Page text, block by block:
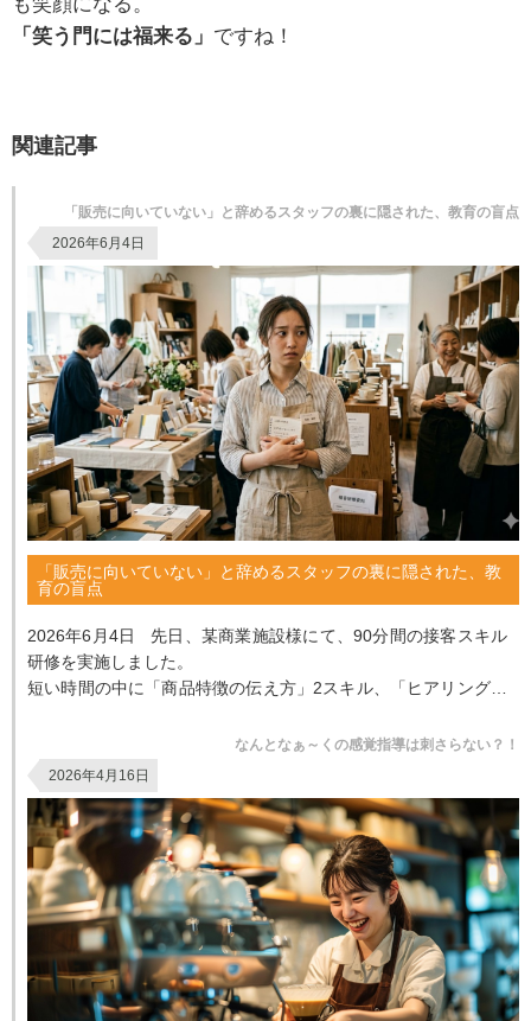
「笑う門には福来る」 ですね！
関連記事
「販売に向いていない」と辞めるスタッフの裏に隠された、教育の盲点
2026年6月4日
「販売に向いていない」と辞めるスタッフの裏に隠された、教
育の盲点
2026年6月4日 先日、某商業施設様にて、90分間の接客スキル
研修を実施しました。
短い時間の中に「商品特徴の伝え方」2スキル、「ヒアリングの
なんとなぁ～くの感覚指導は刺さらない？！
2026年4月16日